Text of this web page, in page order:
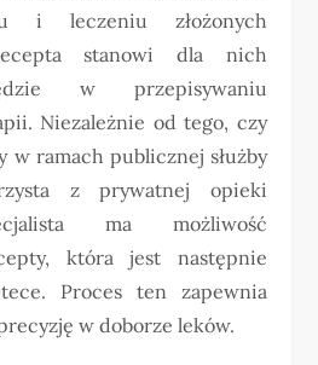
i leczeniu złożonych
stanowi dla nich
w przepisywaniu
Niezależnie od tego, czy
w ramach publicznej służby
z prywatnej opieki
ma możliwość
która jest następnie
Proces ten zapewnia
w doborze leków.